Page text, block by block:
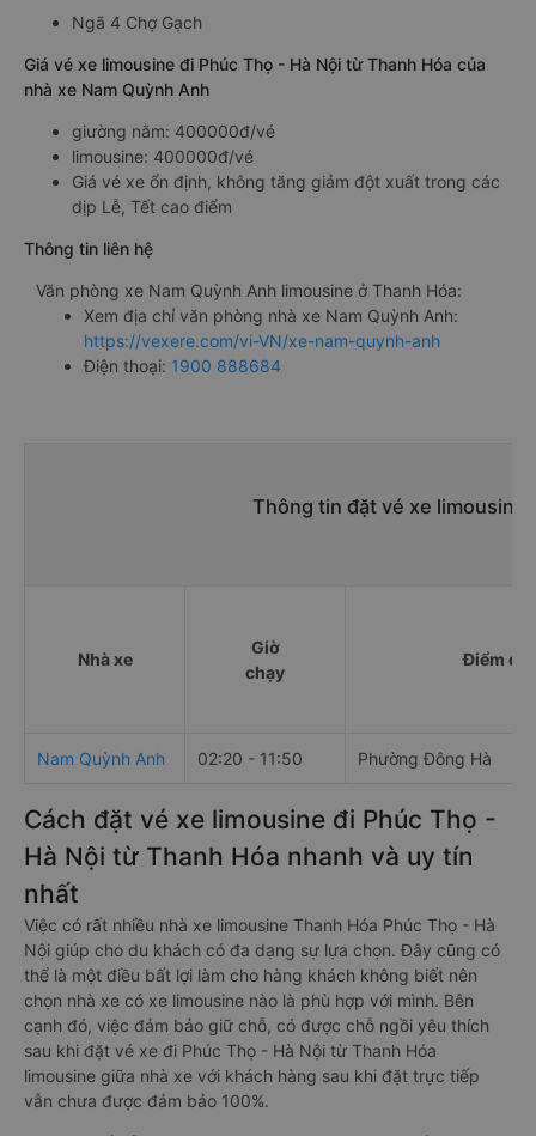
Ngã 4 Chợ Gạch
Giá vé xe limousine đi Phúc Thọ - Hà Nội từ Thanh Hóa của
nhà xe Nam Quỳnh Anh
giường nằm: 400000đ/vé
limousine: 400000đ/vé
Giá vé xe ổn định, không tăng giảm đột xuất trong các
dịp Lễ, Tết cao điểm
Thông tin liên hệ
Văn phòng xe Nam Quỳnh Anh limousine ở Thanh Hóa:
Xem địa chỉ văn phòng nhà xe Nam Quỳnh Anh:
https://vexere.com/vi-VN/xe-nam-quynh-anh
Điện thoại: 1900 888684
Thông tin đặt vé xe limousine
Nhà xe
Giờ
chạy
Điểm đi
Nam Quỳnh Anh 02:20 - 11:50 Phường Đông Hà
Cách đặt vé xe limousine đi Phúc Thọ -
Hà Nội từ Thanh Hóa nhanh và uy tín
nhất
Việc có rất nhiều nhà xe limousine Thanh Hóa Phúc Thọ - Hà
Nội giúp cho du khách có đa dạng sự lựa chọn. Đây cũng có
thể là một điều bất lợi làm cho hàng khách không biết nên
chọn nhà xe có xe limousine nào là phù hợp với mình. Bên
cạnh đó, việc đảm bảo giữ chỗ, có được chỗ ngồi yêu thích
sau khi đặt vé xe đi Phúc Thọ - Hà Nội từ Thanh Hóa
limousine giữa nhà xe với khách hàng sau khi đặt trực tiếp
vẫn chưa được đảm bảo 100%.